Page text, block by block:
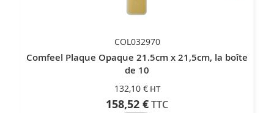
COL032970
Comfeel Plaque Opaque 21.5cm x 21,5cm, la boîte
de 10
132,10 €
158,52 €